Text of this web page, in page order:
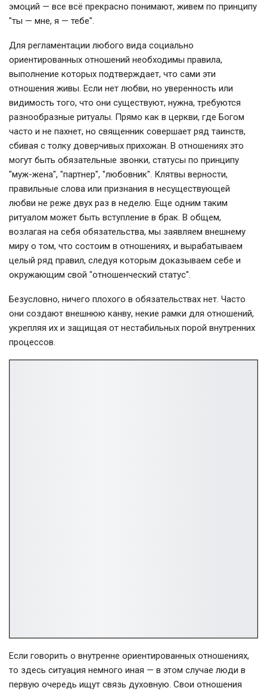
эмоций — все всё прекрасно понимают, живем по принципу
"ты — мне, я — тебе".
Для регламентации любого вида социально
ориентированных отношений необходимы правила,
выполнение которых подтверждает, что сами эти
отношения живы. Если нет любви, но уверенность или
видимость того, что они существуют, нужна, требуются
разнообразные ритуалы. Прямо как в церкви, где Богом
часто и не пахнет, но священник совершает ряд таинств,
сбивая с толку доверчивых прихожан. В отношениях это
могут быть обязательные звонки, статусы по принципу
"муж-жена", "партнер", "любовник". Клятвы верности,
правильные слова или признания в несуществующей
любви не реже двух раз в неделю. Еще одним таким
ритуалом может быть вступление в брак. В общем,
возлагая на себя обязательства, мы заявляем внешнему
миру о том, что состоим в отношениях, и вырабатываем
целый ряд правил, следуя которым доказываем себе и
окружающим свой "отношенческий статус".
Безусловно, ничего плохого в обязательствах нет. Часто
они создают внешнюю канву, некие рамки для отношений,
укрепляя их и защищая от нестабильных порой внутренних
процессов.
Если говорить о внутренне ориентированных отношениях,
то здесь ситуация немного иная — в этом случае люди в
первую очередь ищут связь духовную. Свои отношения